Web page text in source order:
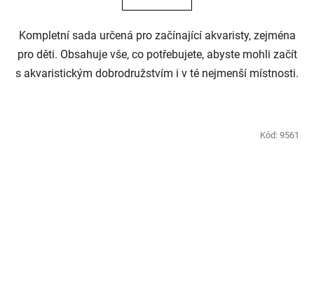
Kompletní sada určená pro začínající akvaristy, zejména
pro děti. Obsahuje vše, co potřebujete, abyste mohli začít
s akvaristickým dobrodružstvím i v té nejmenší místnosti.
Kód: 9561